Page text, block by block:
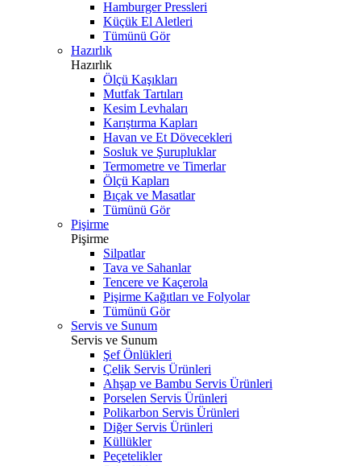
Hamburger Pressleri
Küçük El Aletleri
Tümünü Gör
Hazırlık
Hazırlık
Ölçü Kaşıkları
Mutfak Tartıları
Kesim Levhaları
Karıştırma Kapları
Havan ve Et Dövecekleri
Sosluk ve Şurupluklar
Termometre ve Timerlar
Ölçü Kapları
Bıçak ve Masatlar
Tümünü Gör
Pişirme
Pişirme
Silpatlar
Tava ve Sahanlar
Tencere ve Kaçerola
Pişirme Kağıtları ve Folyolar
Tümünü Gör
Servis ve Sunum
Servis ve Sunum
Şef Önlükleri
Çelik Servis Ürünleri
Ahşap ve Bambu Servis Ürünleri
Porselen Servis Ürünleri
Polikarbon Servis Ürünleri
Diğer Servis Ürünleri
Küllükler
Peçetelikler